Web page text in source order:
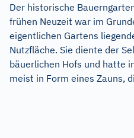
Der historische
frühen Neuzeit war im
eigentlichen Gartens
Nutzfläche. Sie diente der
bäuerlichen Hofs und hatte
meist in Form eines Zauns,